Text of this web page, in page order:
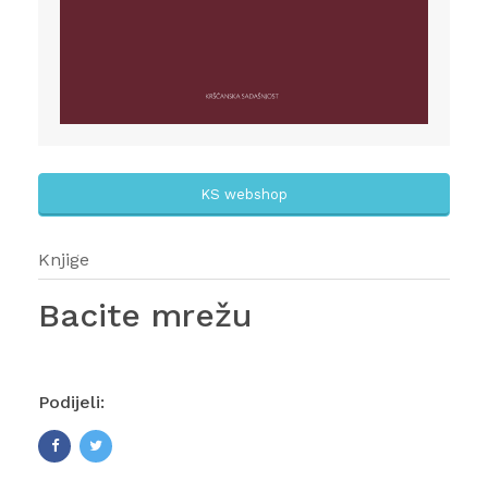
KS webshop
Knjige
Bacite mrežu
Podijeli: